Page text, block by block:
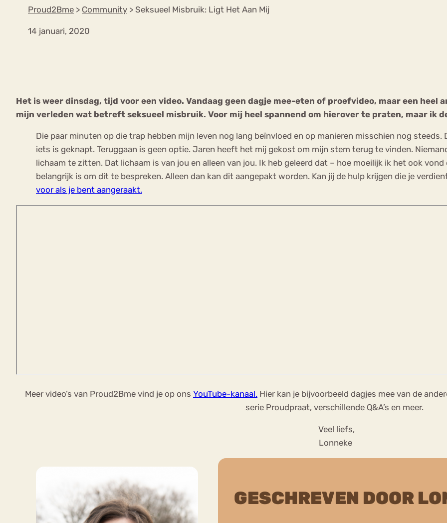
Proud2Bme > Community > Seksueel Misbruik: Ligt Het Aan Mij
14 januari, 2020
Het is weer dinsdag, tijd voor een video. Vandaag geen dagje mee-eten of proefvideo, maar een heel
mijn verleden wat betreft seksueel misbruik. Voor mij heel spannend om hierover te praten, maar ik
Die paar minuten op die trap hebben mijn leven nog lang beïnvloed en op manieren misschien nog
iets is geknapt. Teruggaan is geen optie. Jaren heeft het mij gekost om mijn stem terug te vinden.
lichaam te zitten. Dat lichaam is van jou en alleen van jou. Ik heb geleerd dat – hoe moeilijk ik het ook
belangrijk is om dit te bespreken. Alleen dan kan dit aangepakt worden. Kan jij de hulp krijgen die je
voor als je bent aangeraakt.
Meer video’s van Proud2Bme vind je op ons YouTube-kanaal. Hier kan je bijvoorbeeld dagjes mee van de
serie Proudpraat, verschillende Q&A’s en meer.
Veel liefs,
Lonneke
GESCHREVEN DOOR
Orthorexia
Afvallen Angst